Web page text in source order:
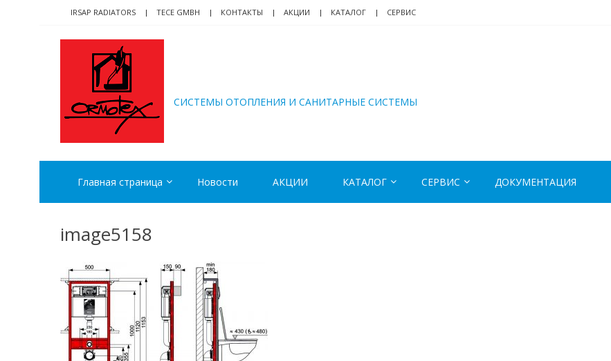
navigation
content
IRSAP RADIATORS TECE GMBH КОНТАКТЫ АКЦИИ КАТАЛОГ СЕРВИС
CИСТЕМЫ ОТОПЛЕНИЯ И САНИТАРНЫЕ СИСТЕМЫ
Главная страница Новости АКЦИИ КАТАЛОГ СЕРВИС ДОКУМЕНТАЦИЯ
image5158